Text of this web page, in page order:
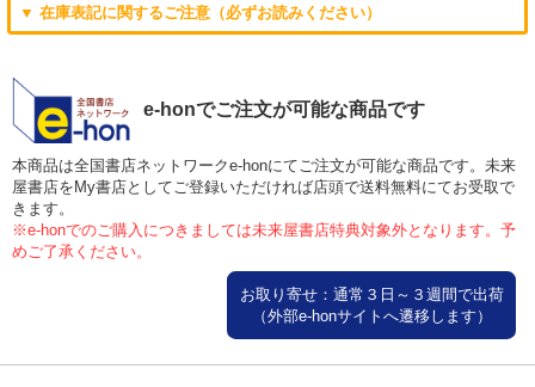
▼ 在庫表記に関するご注意（必ずお読みください）
e-honでご注文が可能な商品です
本商品は全国書店ネットワークe-honにてご注文が可能な商品です。未来
屋書店をMy書店としてご登録いただければ店頭で送料無料にてお受取で
きます。
※e-honでのご購入につきましては未来屋書店特典対象外となります。予
めご了承ください。
お取り寄せ：通常３日～３週間で出荷
（外部e-honサイトへ遷移します）